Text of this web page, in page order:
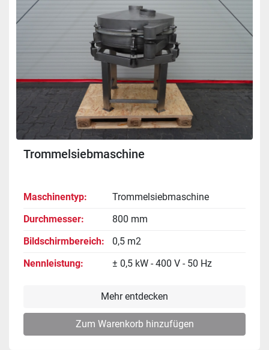
Trommelsiebmaschine
Maschinentyp
Trommelsiebmaschine
Durchmesser
800 mm
Bildschirmbereich
0,5 m2
Nennleistung
± 0,5 kW - 400 V - 50 Hz
Mehr entdecken
Zum Warenkorb hinzufügen